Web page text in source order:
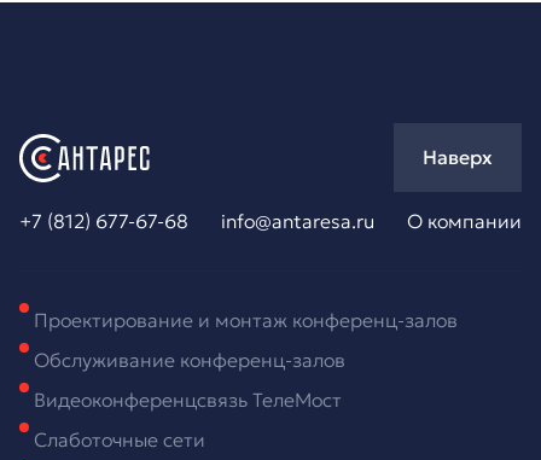
+7 (812) 677-67-68 info@antaresa.ru О компании
Наверх
Проектирование и монтаж конференц-залов
Обслуживание конференц-залов
Видеоконференцсвязь ТелеМост
Слаботочные сети